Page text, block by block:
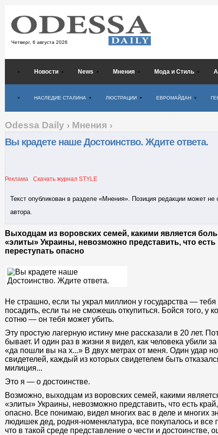
Четверг, 6 августа 2026
Новости News Мнения Мода и Стиль
НАСЛЕДИЕ СТАЛИНА ЛЮСТРАЦИИ ЕВРОМАЙДАН
Odessa Daily › Мнения ›
Вы крадете наше Достоинство. Ждите ответа.
Реклама Скачать журнал STYLE
Текст опубликован в разделе «Мнения». Позиция редакции может
автора.
Выходцам из воровских семей, какими является
«элиты» Украины, невозможно представить, что есть
переступать опасно
Не страшно, если ты украл миллион у государства — тебя
посадить, если ты не сможешь откупиться. Бойся того, у
сотню — он тебя может убить.
Эту простую лагерную истину мне рассказали в 20 лет.
бывает. И один раз в жизни я видел, как человека убили
«да пошли вы на х...» В двух метрах от меня. Один удар
свидетелей, каждый из которых свидетелем быть
милиция...
Это я — о достоинстве.
Возможно, выходцам из воровских семей, какими
«элиты» Украины, невозможно представить, что есть
опасно. Все понимаю, видел многих вас в деле и многих
людишек дед, родня-номенклатура, все покупалось и
что в такой среде представление о чести и достоинстве,